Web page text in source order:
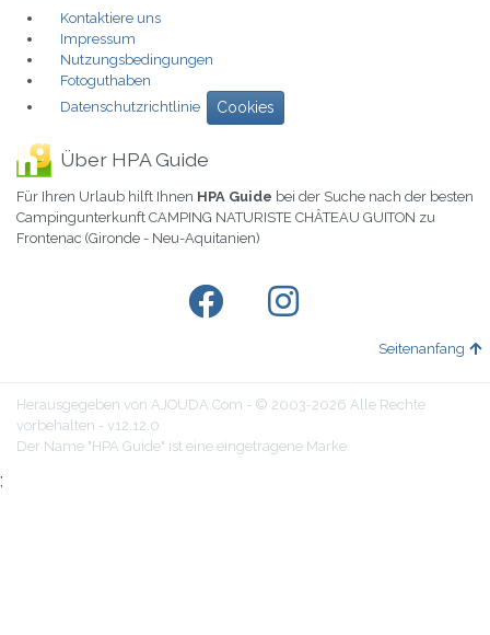
Kontaktiere uns
Impressum
Nutzungsbedingungen
Fotoguthaben
Datenschutzrichtlinie
Cookies
Über HPA Guide
Für Ihren Urlaub hilft Ihnen HPA Guide bei der Suche nach der besten
Campingunterkunft CAMPING NATURISTE CHÂTEAU GUITON zu
Frontenac (Gironde - Neu-Aquitanien)
Seitenanfang
Herausgegeben von AJOUDA.Com - © 2003-2026 Alle Rechte
vorbehalten - v12.12.0
Der Name "HPA Guide" ist eine eingetragene Marke.
;